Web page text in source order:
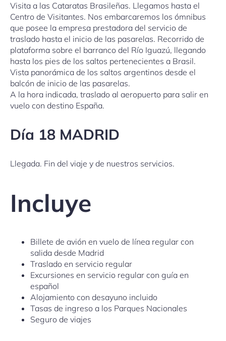
Visita a las Cataratas Brasileñas. Llegamos hasta el
Centro de Visitantes. Nos embarcaremos los ómnibus
que posee la empresa prestadora del servicio de
traslado hasta el inicio de las pasarelas. Recorrido de
plataforma sobre el barranco del Río Iguazú, llegando
hasta los pies de los saltos pertenecientes a Brasil.
Vista panorámica de los saltos argentinos desde el
balcón de inicio de las pasarelas.
A la hora indicada, traslado al aeropuerto para salir en
vuelo con destino España.
Día 18 MADRID
Llegada. Fin del viaje y de nuestros servicios.
Incluye
Billete de avión en vuelo de línea regular con
salida desde Madrid
Traslado en servicio regular
Excursiones en servicio regular con guía en
español
Alojamiento con desayuno incluido
Tasas de ingreso a los Parques Nacionales
Seguro de viajes